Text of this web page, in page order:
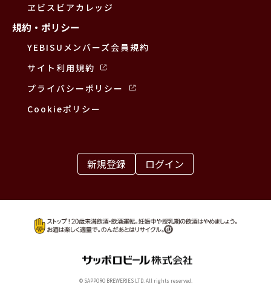
ヱビスビアカレッジ
規約・ポリシー
YEBISUメンバーズ会員規約
サイト利用規約
プライバシーポリシー
Cookieポリシー
新規登録 ログイン
© SAPPORO BREWERIES LTD. All rights reserved.